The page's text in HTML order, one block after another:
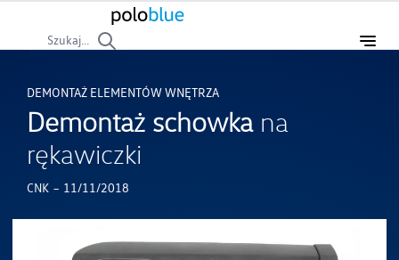
Szukaj...
Demontaż schowkana
rękawiczki
DEMONTAŻ ELEMENTÓW WNĘTRZA
CNK - 11/11/2018